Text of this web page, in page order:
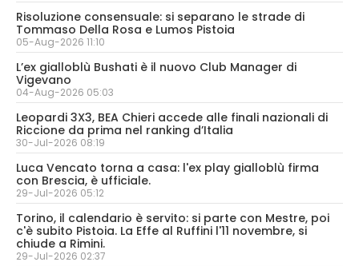
Risoluzione consensuale: si separano le strade di
Tommaso Della Rosa e Lumos Pistoia
05-Aug-2026 11:10
L’ex gialloblù Bushati è il nuovo Club Manager di
Vigevano
04-Aug-2026 05:03
Leopardi 3X3, BEA Chieri accede alle finali nazionali di
Riccione da prima nel ranking d’Italia
30-Jul-2026 08:19
Luca Vencato torna a casa: l'ex play gialloblù firma
con Brescia, è ufficiale.
29-Jul-2026 05:12
Torino, il calendario è servito: si parte con Mestre, poi
c'è subito Pistoia. La Effe al Ruffini l'11 novembre, si
chiude a Rimini.
29-Jul-2026 02:37